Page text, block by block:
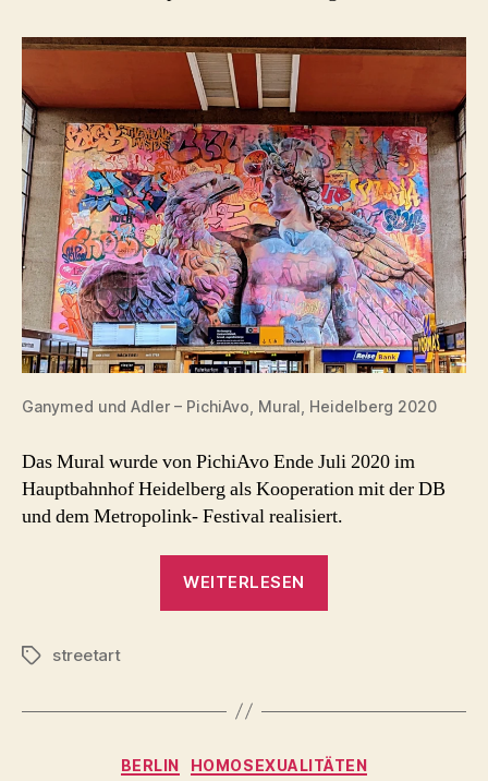
Ganymed und Adler – PichiAvo, Mural, Heidelberg 2020
Das Mural wurde von PichiAvo Ende Juli 2020 im
Hauptbahnhof Heidelberg als Kooperation mit der DB
und dem Metropolink- Festival realisiert.
WEITERLESEN
(Mural,
2020)“
Schlagwörter
streetart
Kategorien
BERLIN HOMOSEXUALITÄTEN